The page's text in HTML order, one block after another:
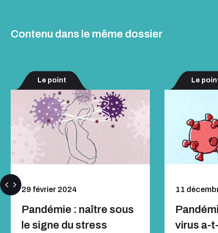
Contenu dans le même dossier
Le point
29 février 2024
Pandémie : naître sous
le signe du stress
Le
11
virus a-